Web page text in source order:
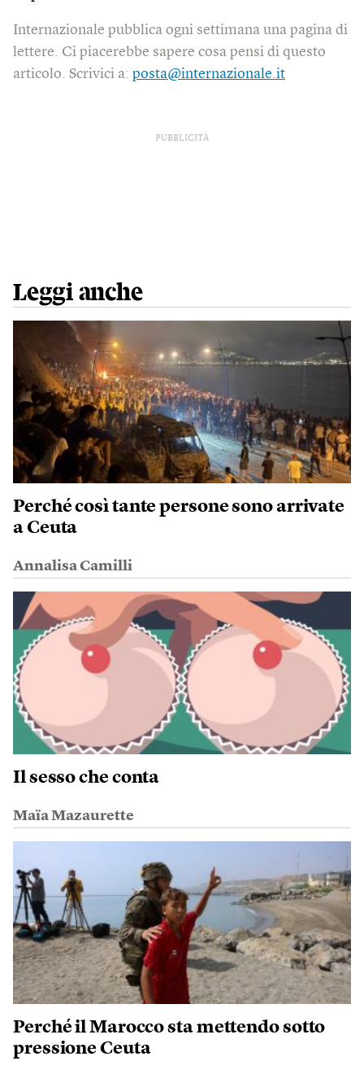
Internazionale pubblica ogni settimana una pagina di
lettere. Ci piacerebbe sapere cosa pensi di questo
articolo. Scrivici a: posta@internazionale.it
PUBBLICITÀ
Leggi anche
Perché così tante persone sono arrivate
a Ceuta
Annalisa Camilli
Il sesso che conta
Maïa Mazaurette
Perché il Marocco sta mettendo sotto
pressione Ceuta